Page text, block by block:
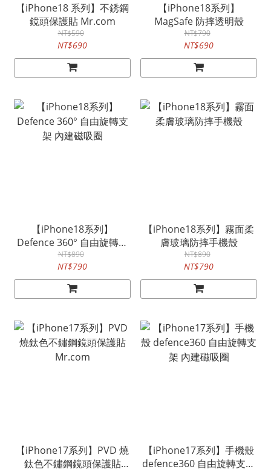
【iPhone18 系列】不銹鋼
鏡頭保護貼 Mr.com
NT$590
NT$690
【iPhone18系列】
MagSafe 防摔透明殼
NT$790
NT$690
【iPhone18系列】
Defence 360° 自由旋轉支
架 內建磁吸圈
NT$890
NT$790
【iPhone18系列】霧面柔
膚玻璃防摔手機殼
NT$890
NT$790
【iPhone17系列】PVD 燒
鈦色不鏽鋼鏡頭保護貼
【iPhone17系列】手機殼
defence360 自由旋轉支架